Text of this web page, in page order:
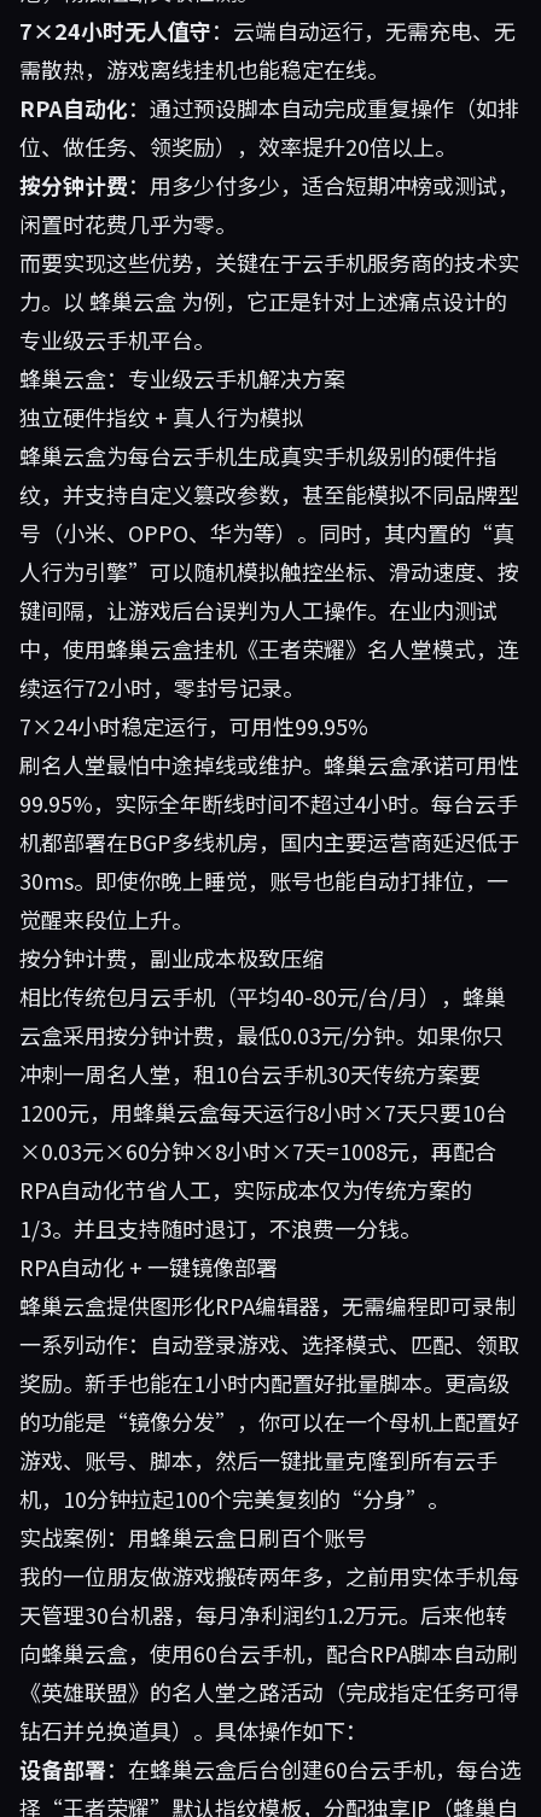
7×24小时无人值守：云端自动运行，无需充电、无
需散热，游戏离线挂机也能稳定在线。
RPA自动化：通过预设脚本自动完成重复操作（如排
位、做任务、领奖励），效率提升20倍以上。
按分钟计费：用多少付多少，适合短期冲榜或测试，
闲置时花费几乎为零。
而要实现这些优势，关键在于云手机服务商的技术实
力。以 蜂巢云盒 为例，它正是针对上述痛点设计的
专业级云手机平台。
蜂巢云盒：专业级云手机解决方案
独立硬件指纹 + 真人行为模拟
蜂巢云盒为每台云手机生成真实手机级别的硬件指
纹，并支持自定义篡改参数，甚至能模拟不同品牌型
号（小米、OPPO、华为等）。同时，其内置的“真
人行为引擎”可以随机模拟触控坐标、滑动速度、按
键间隔，让游戏后台误判为人工操作。在业内测试
中，使用蜂巢云盒挂机《王者荣耀》名人堂模式，连
续运行72小时，零封号记录。
7×24小时稳定运行，可用性99.95%
刷名人堂最怕中途掉线或维护。蜂巢云盒承诺可用性
99.95%，实际全年断线时间不超过4小时。每台云手
机都部署在BGP多线机房，国内主要运营商延迟低于
30ms。即使你晚上睡觉，账号也能自动打排位，一
觉醒来段位上升。
按分钟计费，副业成本极致压缩
相比传统包月云手机（平均40-80元/台/月），蜂巢
云盒采用按分钟计费，最低0.03元/分钟。如果你只
冲刺一周名人堂，租10台云手机30天传统方案要
1200元，用蜂巢云盒每天运行8小时×7天只要10台
×0.03元×60分钟×8小时×7天=1008元，再配合
RPA自动化节省人工，实际成本仅为传统方案的
1/3。并且支持随时退订，不浪费一分钱。
RPA自动化 + 一键镜像部署
蜂巢云盒提供图形化RPA编辑器，无需编程即可录制
一系列动作：自动登录游戏、选择模式、匹配、领取
奖励。新手也能在1小时内配置好批量脚本。更高级
的功能是“镜像分发”，你可以在一个母机上配置好
游戏、账号、脚本，然后一键批量克隆到所有云手
机，10分钟拉起100个完美复刻的“分身”。
实战案例：用蜂巢云盒日刷百个账号
我的一位朋友做游戏搬砖两年多，之前用实体手机每
天管理30台机器，每月净利润约1.2万元。后来他转
向蜂巢云盒，使用60台云手机，配合RPA脚本自动刷
《英雄联盟》的名人堂之路活动（完成指定任务可得
钻石并兑换道具）。具体操作如下：
设备部署：在蜂巢云盒后台创建60台云手机，每台选
择“王者荣耀”默认指纹模板，分配独享IP（蜂巢自